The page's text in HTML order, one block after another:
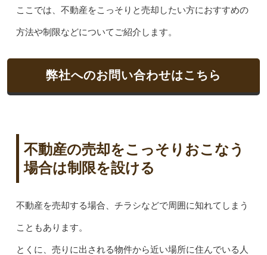
ここでは、不動産をこっそりと売却したい方におすすめの
方法や制限などについてご紹介します。
弊社へのお問い合わせはこちら
不動産の売却をこっそりおこなう
場合は制限を設ける
不動産を売却する場合、チラシなどで周囲に知れてしまう
こともあります。
とくに、売りに出される物件から近い場所に住んでいる人